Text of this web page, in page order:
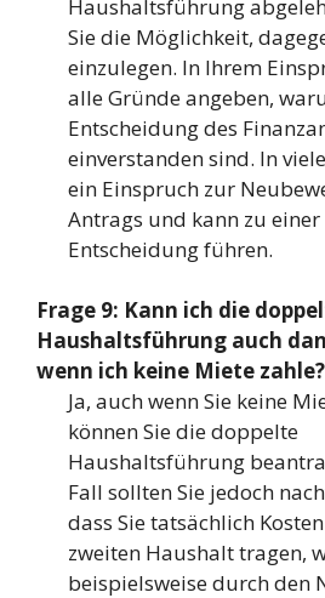
Haushaltsführung
Sie die Möglichkeit,
einzulegen. In Ihrem
alle Gründe angeben,
Entscheidung des
einverstanden sind. In
ein Einspruch zur
Antrags und kann zu
Entscheidung führen.
Frage 9: Kann ich die
Haushaltsführung auch
wenn ich keine Miete zahle?
Ja, auch wenn Sie keine
können Sie die doppelte
Haushaltsführung
Fall sollten Sie jedoch
dass Sie tatsächlich
zweiten Haushalt tragen,
beispielsweise durch den